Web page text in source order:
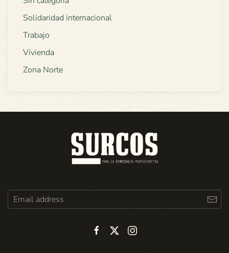
Solidaridad internacional
Trabajo
Vivienda
Zona Norte